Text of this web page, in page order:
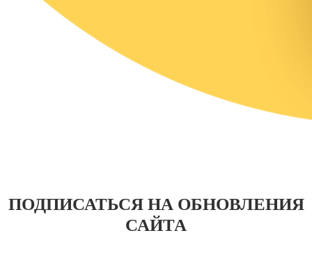
ПОДПИСАТЬСЯ НА ОБНОВЛЕНИЯ
САЙТА